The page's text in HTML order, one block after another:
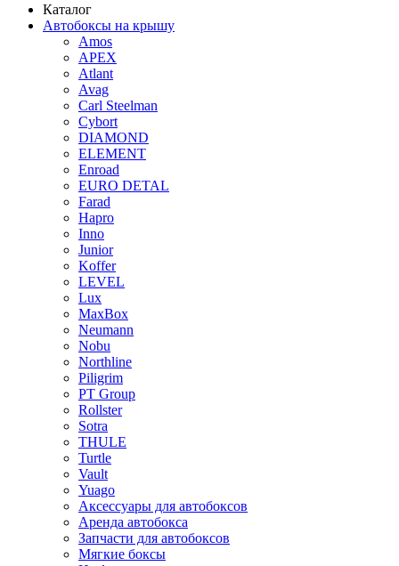
Каталог
Автобоксы на крышу
Amos
APEX
Atlant
Avag
Carl Steelman
Cybort
DIAMOND
ELEMENT
Enroad
EURO DETAL
Farad
Hapro
Inno
Junior
Koffer
LEVEL
Lux
MaxBox
Neumann
Nobu
Northline
Piligrim
PT Group
Rollster
Sotra
THULE
Turtle
Vault
Yuago
Аксессуары для автобоксов
Аренда автобокса
Запчасти для автобоксов
Мягкие боксы